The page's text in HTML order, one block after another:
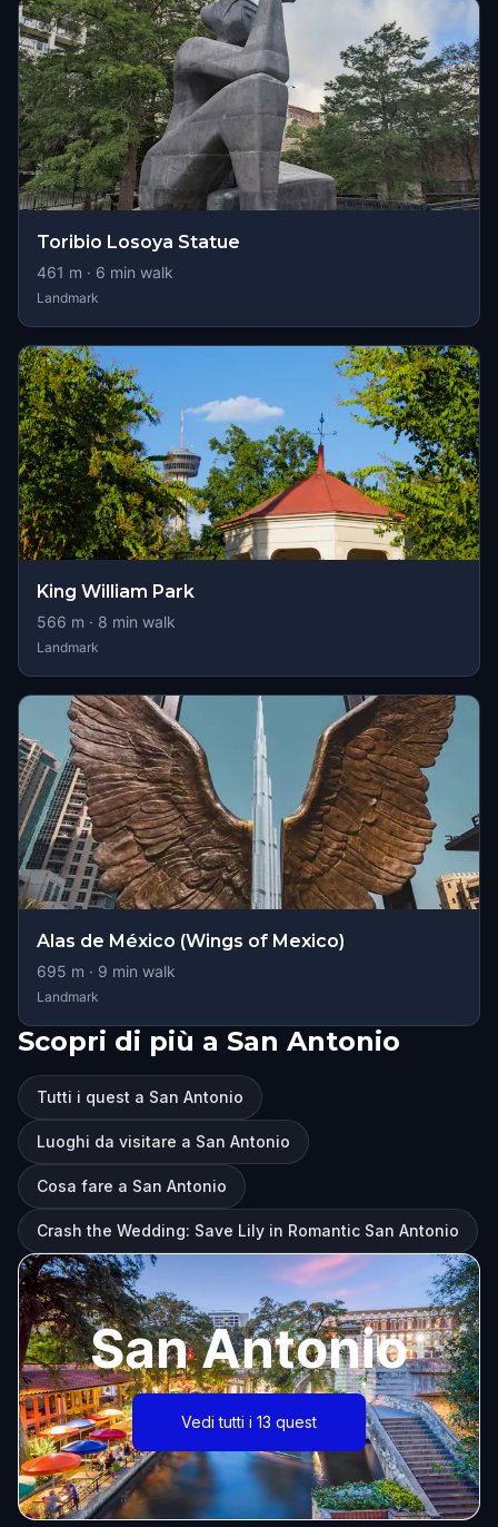
Toribio Losoya Statue
461 m · 6 min walk
Landmark
King William Park
566 m · 8 min walk
Landmark
Alas de México (Wings of Mexico)
695 m · 9 min walk
Landmark
Scopri di più a San Antonio
Tutti i quest a San Antonio
Luoghi da visitare a San Antonio
Cosa fare a San Antonio
Crash the Wedding: Save Lily in Romantic San Antonio
San Antonio
Vedi tutti i 13 quest